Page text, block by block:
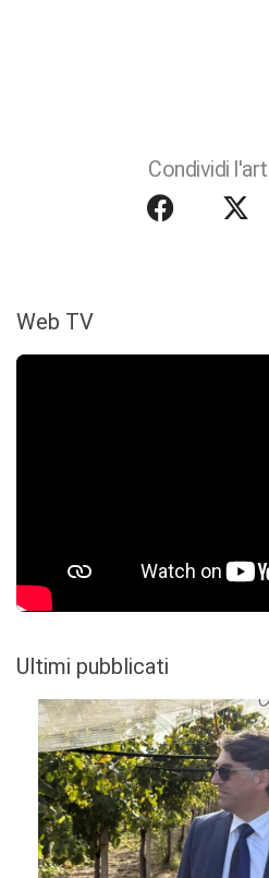
Condividi
Web TV
Ultimi pubblicati